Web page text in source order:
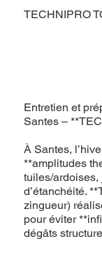
TECHNIPRO
Entretien et
Santes –
À Santes,
**amplitudes
tuiles/
d’étanchéité.
zingueur)
pour éviter
dégâts